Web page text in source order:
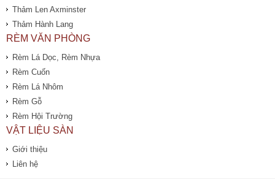
Thảm Len Axminster
Thảm Hành Lang
RÈM VĂN PHÒNG
Rèm Lá Dọc, Rèm Nhựa
Rèm Cuốn
Rèm Lá Nhôm
Rèm Gỗ
Rèm Hội Trường
VẬT LIỆU SÀN
Giới thiệu
Liên hệ